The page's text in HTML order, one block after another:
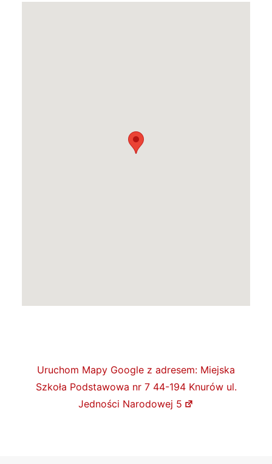
Uruchom Mapy Google z adresem: Miejska
Szkoła Podstawowa nr 7 44-194 Knurów ul.
Jedności Narodowej 5